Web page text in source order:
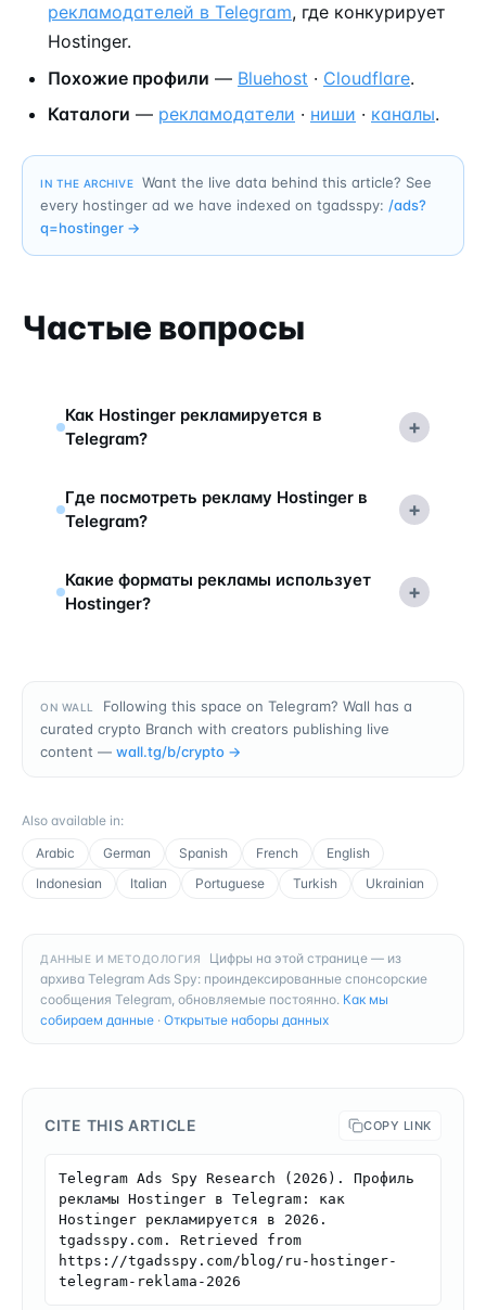
рекламодателей в Telegram, где конкурирует
Hostinger.
Похожие профили — Bluehost · Cloudflare.
Каталоги — рекламодатели · ниши · каналы.
IN THE ARCHIVE
Want the live data behind this article? See
every hostinger ad we have indexed on tgadsspy: /ads?
q=hostinger →
Частые вопросы
Как Hostinger рекламируется в
Telegram?
+
Где посмотреть рекламу Hostinger в
Telegram?
+
Какие форматы рекламы использует
Hostinger?
+
ON WALL
Following this space on Telegram? Wall has a
curated crypto Branch with creators publishing live
content — wall.tg/b/crypto →
Also available in:
Arabic
German Spanish French
English
Indonesian
Italian Portuguese Turkish Ukrainian
ДАННЫЕ И МЕТОДОЛОГИЯ
Цифры на этой странице — из
архива Telegram Ads Spy: проиндексированные спонсорские
сообщения Telegram, обновляемые постоянно. Как мы
собираем данные · Открытые наборы данных
CITE THIS ARTICLE COPY LINK
Telegram Ads Spy Research (2026). Профиль
рекламы Hostinger в Telegram: как
Hostinger рекламируется в 2026.
tgadsspy.com. Retrieved from
https://tgadsspy.com/blog/ru-hostinger-
telegram-reklama-2026